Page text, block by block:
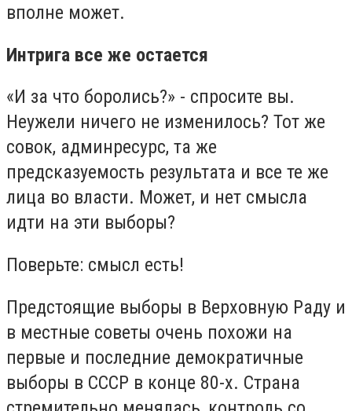
вполне может.
Интрига все же остается
«И за что боролись?» - спросите вы.
Неужели ничего не изменилось? Тот же
совок, админресурс, та же
предсказуемость результата и все те же
лица во власти. Может, и нет смысла
идти на эти выборы?
Поверьте: смысл есть!
Предстоящие выборы в Верховную Раду и
в местные советы очень похожи на
первые и последние демократичные
выборы в СССР в конце 80-х. Страна